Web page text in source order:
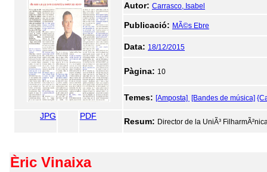
Autor: Carrasco, Isabel
Publicació: MÃ©s Ebre
Data: 18/12/2015
Pàgina: 10
Temes: [Amposta] [Bandes de música]
JPG PDF
Resum: Director de la UniÃ³
Èric Vinaixa